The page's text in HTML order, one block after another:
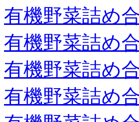
有機野菜詰め
有機野菜詰め
有機野菜詰め
有機野菜詰め